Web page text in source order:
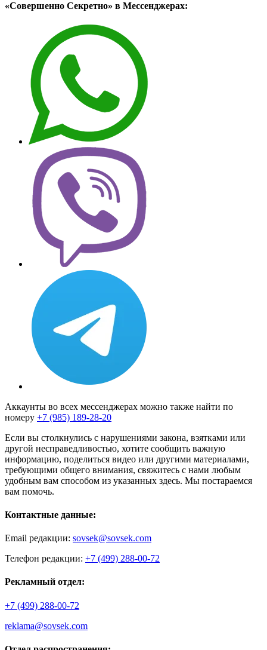
«Совершенно Секретно» в Мессенджерах:
Аккаунты во всех мессенджерах можно также найти по
номеру +7 (985) 189-28-20
Если вы столкнулись с нарушениями закона, взятками или
другой несправедливостью, хотите сообщить важную
информацию, поделиться видео или другими материалами,
требующими общего внимания, свяжитесь с нами любым
удобным вам способом из указанных здесь. Мы постараемся
вам помочь.
Контактные данные:
Email редакции: sovsek@sovsek.com
Телефон редакции: +7 (499) 288-00-72
Рекламный отдел:
+7 (499) 288-00-72
reklama@sovsek.com